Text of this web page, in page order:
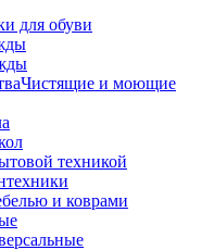
для обуви
Чистящие и моющие
техникой
и коврами